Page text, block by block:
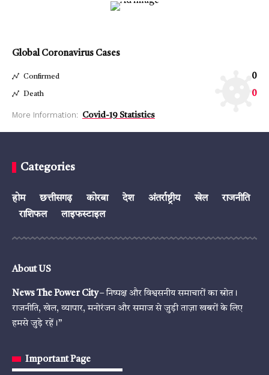
Global Coronavirus Cases
Confirmed 0
Death 0
More Information: Covid-19 Statistics
Categories
होम छत्तीसगढ़ कोरबा देश अंतर्राष्ट्रीय खेल
राजनीति
राशिफल
लाइफस्टाइल
About US
News The Power City– निष्पक्ष और विश्वसनीय समाचारों का स्रोत।
राजनीति, खेल, व्यापार, मनोरंजन और समाज से जुड़ी ताज़ा खबरों के लिए
हमसे जुड़े रहें।”
Important Page